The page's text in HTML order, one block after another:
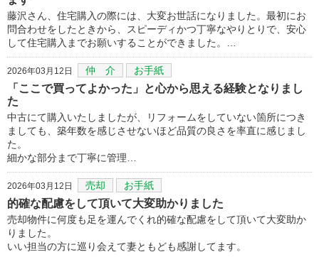
藤沢さん、住宅購入の際には、大変お世話になりました。最初にお
問合わせをしたときから、スピーディかつ丁寧なやりとりで、安心
して住宅購入までお願いすることができました。…
2026年03月12日 仲 介 お手紙
「ここで買ってよかった」と心から思える経験となりまし
た
中古にて購入いたしましたが、リフォームをしていない箇所につき
ましても、築年数を感じさせないほど品質の良さを率直に感じまし
た。
細かな部分まで丁寧に管理…
2026年03月12日 売却 お手紙
的確な配慮をして頂いて大変助かりました
売却物件に何度も足を運んでくれ的確な配慮をして頂いて大変助か
りました。
いい担当の方に巡り会えて妻ともども感謝してます。